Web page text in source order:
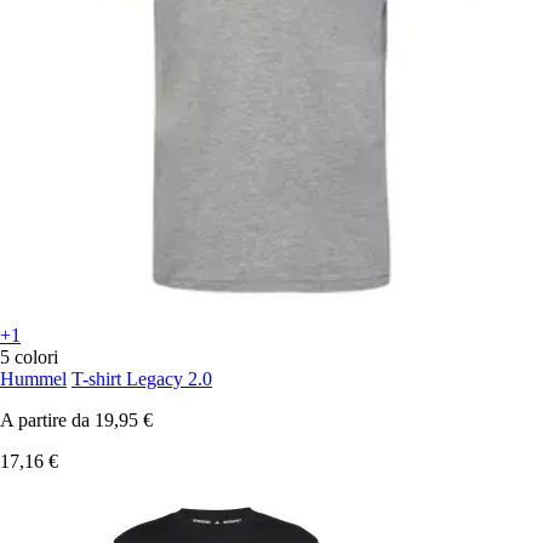
+1
5 colori
Hummel T-shirt Legacy 2.0
A partire da 19,95 €
17,16 €